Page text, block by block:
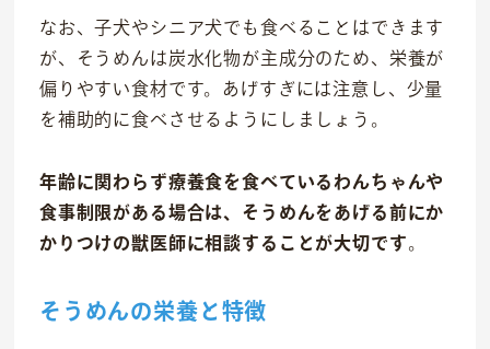
なお、子犬やシニア犬でも食べることはできます
が、そうめんは炭水化物が主成分のため、栄養が
偏りやすい食材です。あげすぎには注意し、少量
を補助的に食べさせるようにしましょう。
年齢に関わらず療養食を食べているわんちゃんや
食事制限がある場合は、そうめんをあげる前にか
かりつけの獣医師に相談することが大切です。
そうめんの栄養と特徴